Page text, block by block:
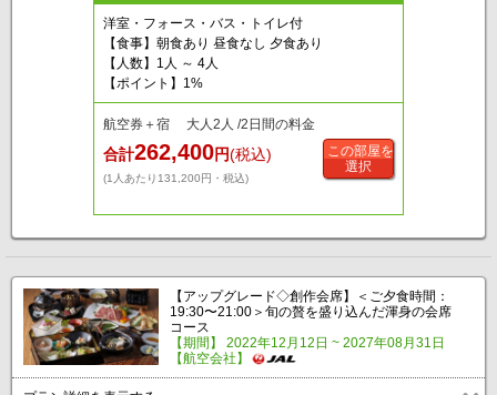
洋室・フォース・バス・トイレ付
【食事】朝食あり 昼食なし 夕食あり
【人数】1人 ～ 4人
【ポイント】1%
航空券＋宿 大人2人 /2日間の料金
合計262,400円(税込)
(1人あたり131,200円・税込)
この部屋を
選択
【アップグレード◇創作会席】＜ご夕食時間：
19:30〜21:00＞旬の贅を盛り込んだ渾身の会席
コース
【期間】 2022年12月12日 ~ 2027年08月31日
【航空会社】